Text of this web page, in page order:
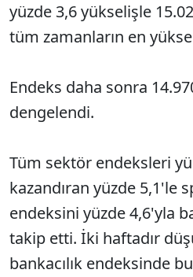
yüzde 3,6 yükselişle
tüm zamanların en
Endeks daha sonra
dengelendi.
Tüm sektör endeksleri
kazandıran yüzde 5,1'le
endeksini yüzde 4,6'yla
takip etti. İki haftadır
bankacılık endeksinde